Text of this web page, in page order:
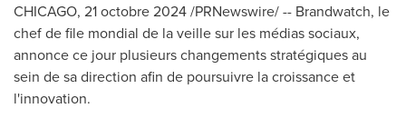
CHICAGO, 21 octobre 2024/PRNewswire/ -- Brandwatch, le
chef de file mondial de la veille sur les médias sociaux,
annonce ce jour plusieurs changements stratégiques au
sein de sa direction afin de poursuivre la croissance et
l'innovation.